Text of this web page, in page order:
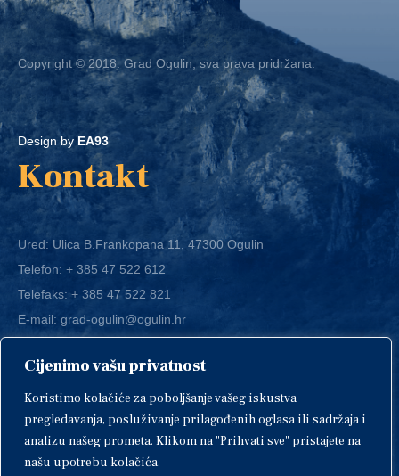
Cijenimo vašu privatnost
Koristimo kolačiće za poboljšanje vašeg iskustva
pregledavanja, posluživanje prilagođenih oglasa ili sadržaja i
analizu našeg prometa. Klikom na "Prihvati sve" pristajete na
našu upotrebu kolačića.
Copyright © 2018. Grad Ogulin, sva prava pridržana.
Design by EA93
Kontakt
Ured: Ulica B.Frankopana 11, 47300 Ogulin
Telefon: + 385 47 522 612
Telefaks: + 385 47 522 821
E-mail: grad-ogulin@ogulin.hr
OIB: 58264108511
IBAN: HR1424020061829700009